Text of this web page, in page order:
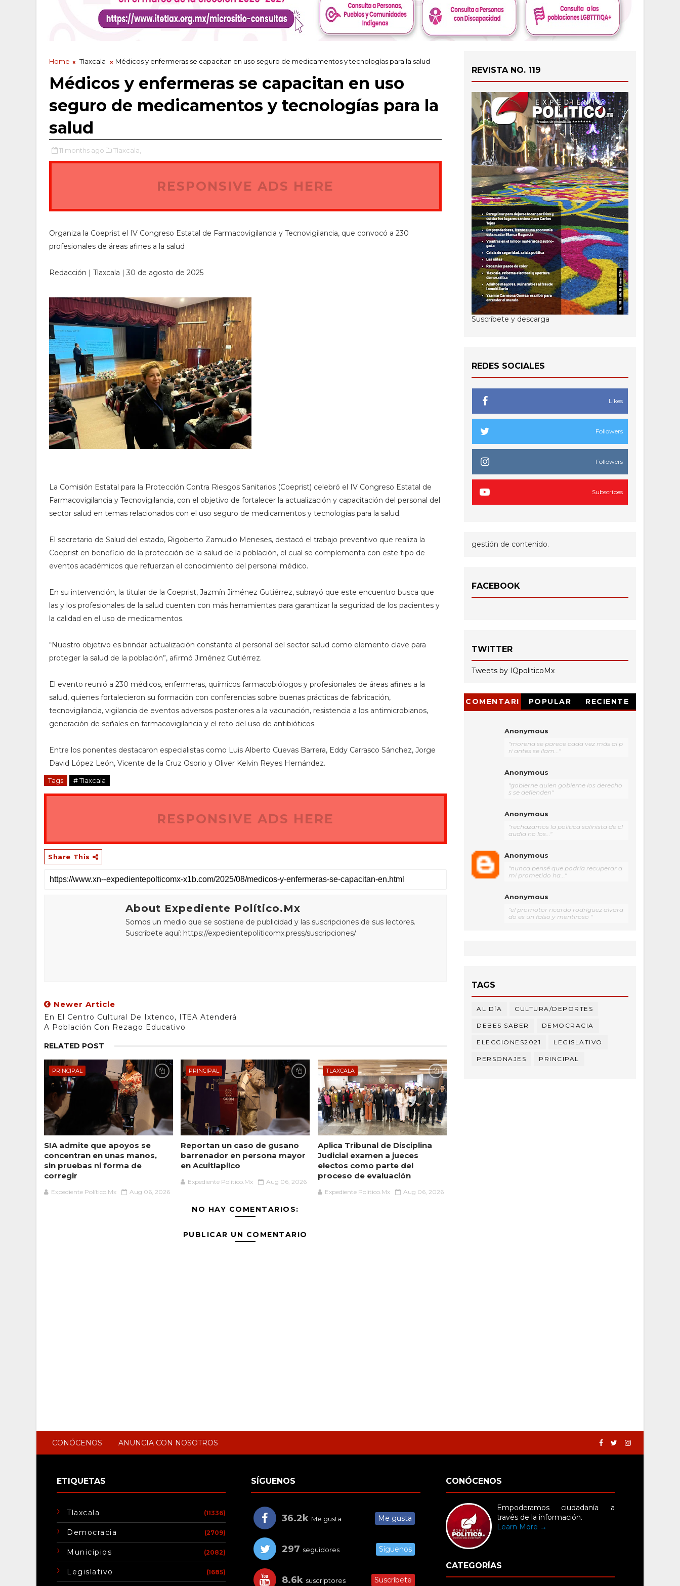
Home Tlaxcala Médicos y enfermeras se capacitan en uso seguro de medicamentos y tecnologías para la salud
Médicos y enfermeras se capacitan en uso
seguro de medicamentos y tecnologías para la
salud
11 months ago Tlaxcala,
RESPONSIVE ADS HERE
Organiza la Coeprist el IV Congreso Estatal de Farmacovigilancia y Tecnovigilancia, que convocó a 230
profesionales de áreas afines a la salud
Redacción | Tlaxcala | 30 de agosto de 2025
La Comisión Estatal para la Protección Contra Riesgos Sanitarios (Coeprist) celebró el IV Congreso Estatal de
Farmacovigilancia y Tecnovigilancia, con el objetivo de fortalecer la actualización y capacitación del personal del
sector salud en temas relacionados con el uso seguro de medicamentos y tecnologías para la salud.
El secretario de Salud del estado, Rigoberto Zamudio Meneses, destacó el trabajo preventivo que realiza la
Coeprist en beneficio de la protección de la salud de la población, el cual se complementa con este tipo de
eventos académicos que refuerzan el conocimiento del personal médico.
En su intervención, la titular de la Coeprist, Jazmín Jiménez Gutiérrez, subrayó que este encuentro busca que
las y los profesionales de la salud cuenten con más herramientas para garantizar la seguridad de los pacientes y
la calidad en el uso de medicamentos.
“Nuestro objetivo es brindar actualización constante al personal del sector salud como elemento clave para
proteger la salud de la población”, afirmó Jiménez Gutiérrez.
El evento reunió a 230 médicos, enfermeras, químicos farmacobiólogos y profesionales de áreas afines a la
salud, quienes fortalecieron su formación con conferencias sobre buenas prácticas de fabricación,
tecnovigilancia, vigilancia de eventos adversos posteriores a la vacunación, resistencia a los antimicrobianos,
generación de señales en farmacovigilancia y el reto del uso de antibióticos.
Entre los ponentes destacaron especialistas como Luis Alberto Cuevas Barrera, Eddy Carrasco Sánchez, Jorge
David López León, Vicente de la Cruz Osorio y Oliver Kelvin Reyes Hernández.
Tags # Tlaxcala
RESPONSIVE ADS HERE
Share This
About Expediente Político.Mx
Somos un medio que se sostiene de publicidad y las suscripciones de sus lectores.
Suscríbete aquí: https://expedientepoliticomx.press/suscripciones/
Newer Article
En El Centro Cultural De Ixtenco, ITEA Atenderá
A Población Con Rezago Educativo
RELATED POST
PRINCIPAL
SIA admite que apoyos se
concentran en unas manos,
sin pruebas ni forma de
corregir
Expediente Político.Mx Aug 06, 2026
PRINCIPAL
Reportan un caso de gusano
barrenador en persona mayor
en Acuitlapilco
Expediente Político.Mx Aug 06, 2026
TLAXCALA
Aplica Tribunal de Disciplina
Judicial examen a jueces
electos como parte del
proceso de evaluación
Expediente Político.Mx Aug 06, 2026
NO HAY COMENTARIOS:
PUBLICAR UN COMENTARIO
REVISTA NO. 119
Suscríbete y descarga
REDES SOCIALES
Likes
Followers
Followers
Subscribes
gestión de contenido.
FACEBOOK
TWITTER
Tweets by IQpoliticoMx
COMENTARI
POPULAR RECIENTE
Anonymous
"morena se parece cada vez más al p
ri antes se llam..."
Anonymous
"gobierne quien gobierne los derecho
s se defienden"
Anonymous
"rechazamos la política salinista de cl
audia no los..."
Anonymous
"nunca pensé que podría recuperar a
mi prometido ha..."
Anonymous
"el promotor ricardo rodríguez alvara
do es un falso y mentiroso "
TAGS
AL DÍA CULTURA/DEPORTES
DEBES SABER DEMOCRACIA
ELECCIONES2021 LEGISLATIVO
PERSONAJES PRINCIPAL
CONÓCENOS ANUNCIA CON NOSOTROS
ETIQUETAS
Tlaxcala (11336)
Democracia (2709)
Municipios (2082)
Legislativo (1685)
SÍGUENOS
36.2k Me gusta Me gusta
297 seguidores Síguenos
8.6k suscriptores Suscríbete
CONÓCENOS
Empoderamos ciudadanía a
través de la información.
Learn More →
CATEGORÍAS